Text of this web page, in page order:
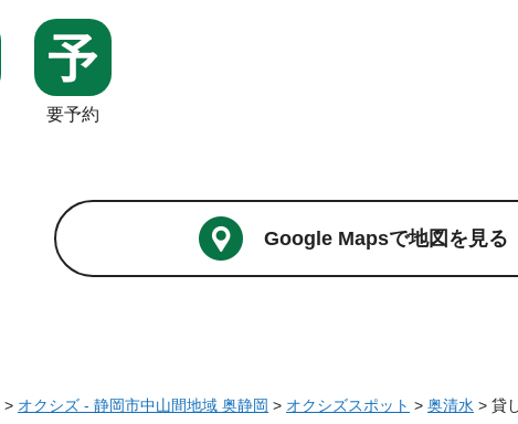
要予約
Google Mapsで地図を見る
> オクシズ - 静岡市中山間地域 奥静岡 > オクシズスポット > 奥清水 > 貸